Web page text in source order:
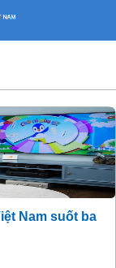
Nam suốt ba